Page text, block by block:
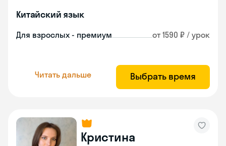
Китайский язык
Для взрослых - премиум от 1590 ₽ / урок
Читать дальше Выбрать время
Кристина